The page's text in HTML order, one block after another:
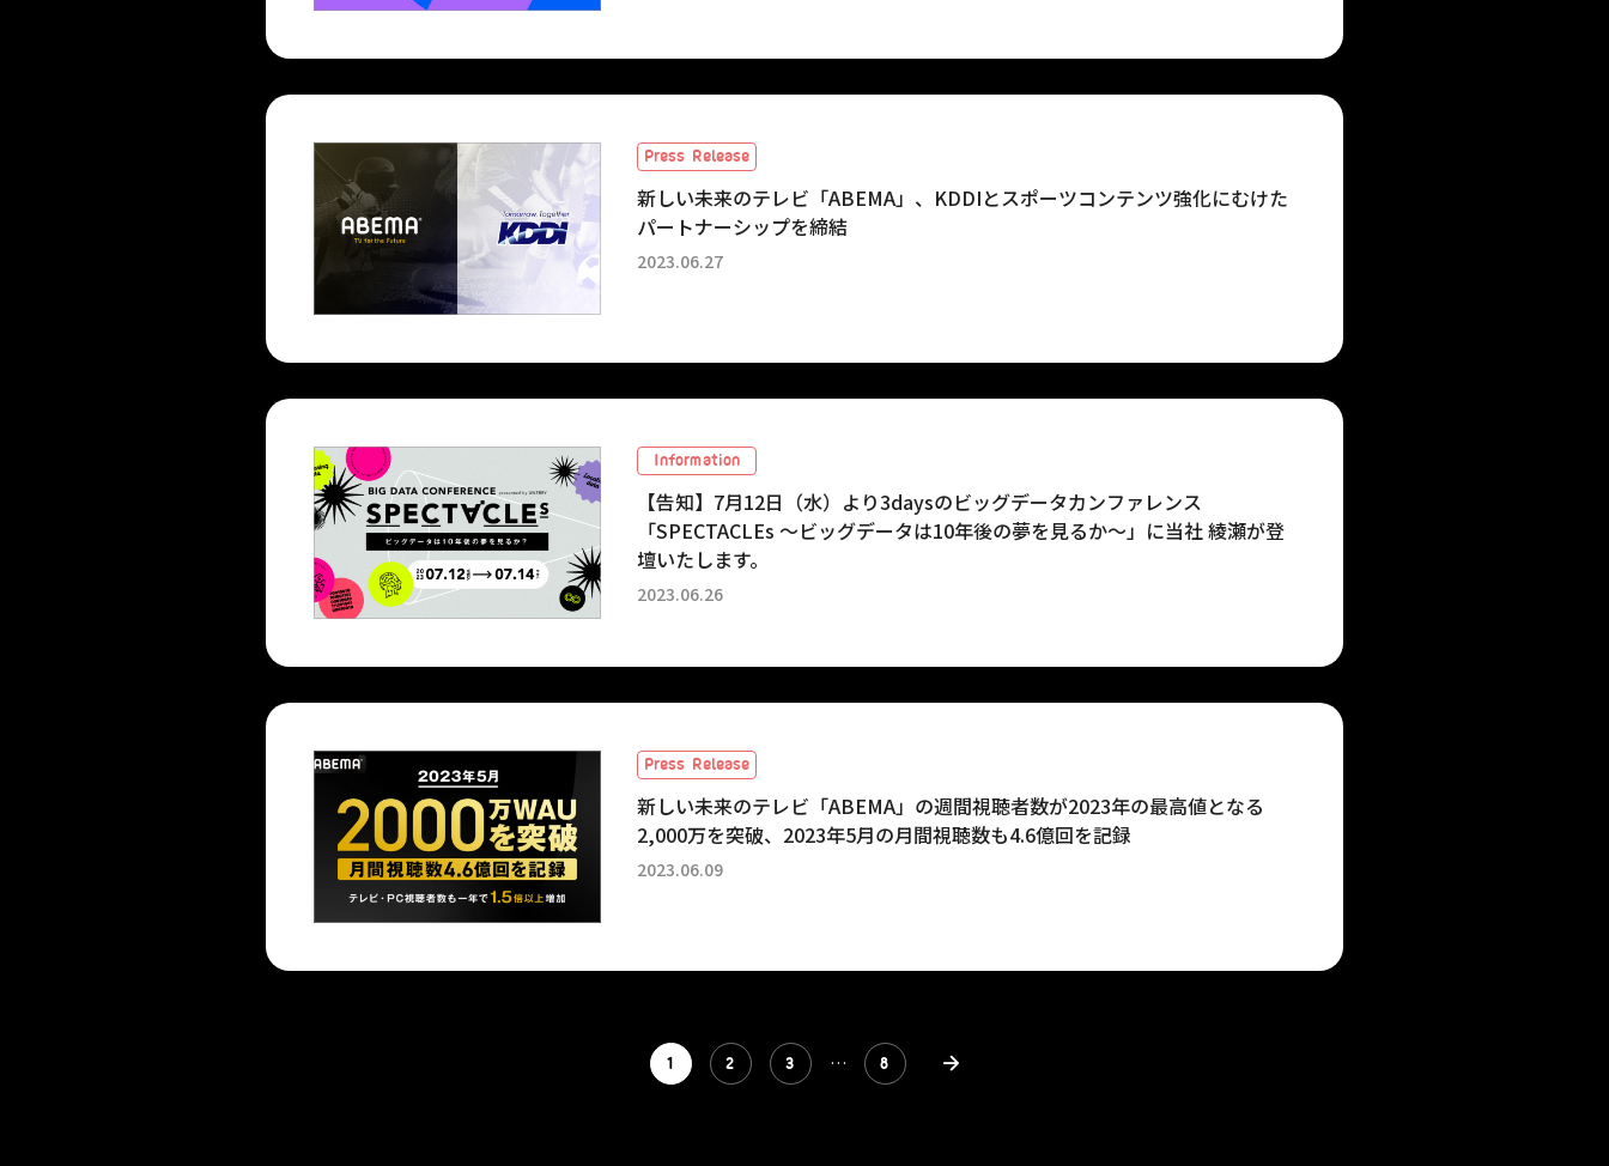
Press Release
新しい未来のテレビ「ABEMA」、KDDIとスポーツコンテンツ強化にむけた
パートナーシップを締結
2023.06.27
Information
【告知】7月12日（水）より3daysのビッグデータカンファレンス
「SPECTACLEs 〜ビッグデータは10年後の夢を見るか〜」に当社 綾瀬が登
壇いたします。
2023.06.26
Press Release
新しい未来のテレビ「ABEMA」の週間視聴者数が2023年の最高値となる
2,000万を突破、2023年5月の月間視聴数も4.6億回を記録
2023.06.09
1 2 3 … 8